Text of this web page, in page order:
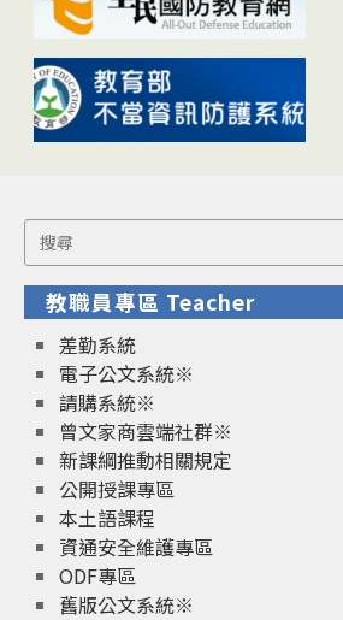
Search
for:
教職員專區 Teacher
差勤系統
電子公文系統※
請購系統※
曾文家商雲端社群※
新課綱推動相關規定
公開授課專區
本土語課程
資通安全維護專區
ODF專區
舊版公文系統※